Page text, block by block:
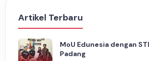
Artikel Terbaru
MoU Edunesia dengan
Padang